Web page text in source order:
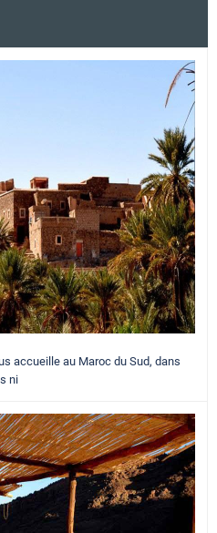
accueille au Maroc du Sud, dans
ni